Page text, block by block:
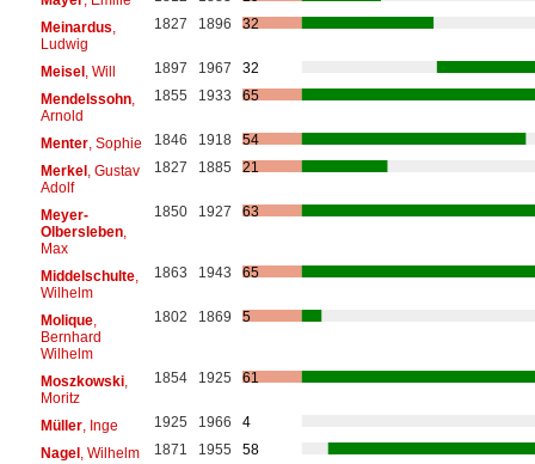
Meinardus
Ludwig
1827 1896 32
Meisel, Will 1897 1967
32
Mendelssohn,
Arnold
1855 1933 65
Menter, Sophie 1846 1918
54
Merkel, Gustav
Adolf
1827 1885 21
Meyer-
Olbersleben,
Max
1850 1927 63
Middelschulte,
Wilhelm
1863 1943 65
Molique,
Bernhard
Wilhelm
1802 1869 5
Moszkowski,
Moritz
1854 1925 61
Müller, Inge 1925 1966
4
Nagel, Wilhelm 1871 1955
58